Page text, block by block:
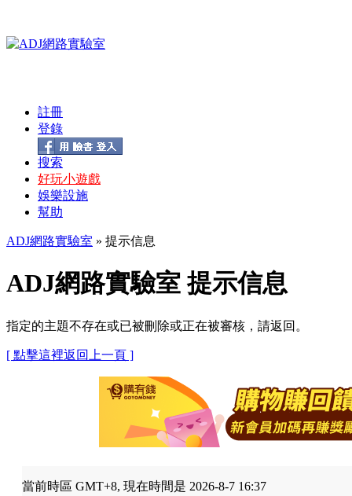
註冊
登錄
搜索
好玩小遊戲
娛樂設施
幫助
ADJ網路實驗室 » 提示信息
ADJ網路實驗室 提示信息
指定的主題不存在或已被刪除或正在被審核，請返回。
[ 點擊這裡返回上一頁 ]
當前時區 GMT+8, 現在時間是 2026-8-7 16:37